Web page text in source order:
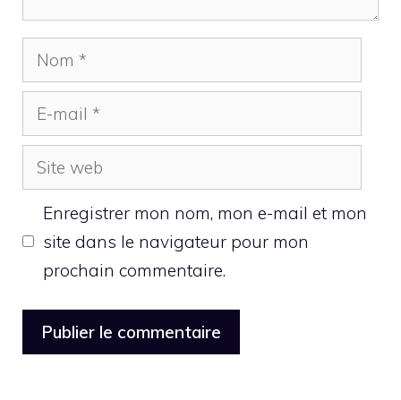
Nom
mail
Site
web
Enregistrer mon nom, mon e-mail et mon
site dans le navigateur pour mon
prochain commentaire.